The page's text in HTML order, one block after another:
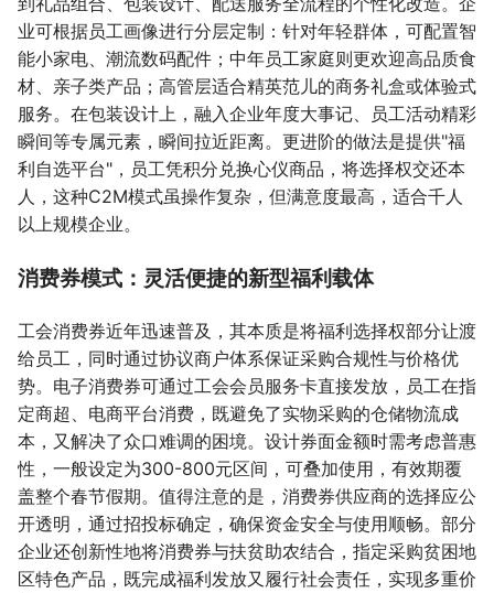
业可根据员工画像进行分层定制：针对年轻群体，可配置智
能小家电、潮流数码配件；中年员工家庭则更欢迎高品质食
材、亲子类产品；高管层适合精英范儿的商务礼盒或体验式
服务。在包装设计上，融入企业年度大事记、员工活动精彩
瞬间等专属元素，瞬间拉近距离。更进阶的做法是提供"福
利自选平台"，员工凭积分兑换心仪商品，将选择权交还本
人，这种C2M模式虽操作复杂，但满意度最高，适合千人
以上规模企业。
消费券模式：灵活便捷的新型福利载体
工会消费券近年迅速普及，其本质是将福利选择权部分让渡
给员工，同时通过协议商户体系保证采购合规性与价格优
势。电子消费券可通过工会会员服务卡直接发放，员工在指
定商超、电商平台消费，既避免了实物采购的仓储物流成
本，又解决了众口难调的困境。设计券面金额时需考虑普惠
性，一般设定为300-800元区间，可叠加使用，有效期覆
盖整个春节假期。值得注意的是，消费券供应商的选择应公
开透明，通过招投标确定，确保资金安全与使用顺畅。部分
企业还创新性地将消费券与扶贫助农结合，指定采购贫困地
区特色产品，既完成福利发放又履行社会责任，实现多重价